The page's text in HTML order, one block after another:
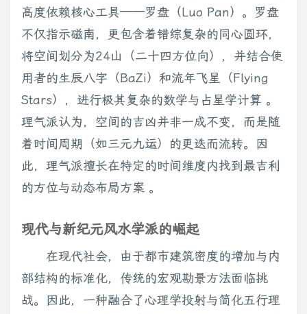
高度依赖核心工具——罗盘（Luo Pan）。罗盘
不仅指示磁南，更包含着错综复杂的同心圆环，
将空间划分为24山（二十四方位向），并结合使
用者的生辰八字（BaZi）和流年飞星（Flying
Stars），进行极其复杂的数学与占星学计算 。
理气派认为，空间的吉凶并非一成不变，而是随
着时间周期（如三元九运）的更迭而流转。因
此，理气派擅长在特定的时间维度内找到最吉利
的方位与动态布局方案 。
现代与新纪元风水学派的崛起
在现代社会，由于都市建筑密度的增加与内
部结构的标准化，传统的宏观勘景方法面临挑
战。因此，一种融合了心理学投射与简化五行理